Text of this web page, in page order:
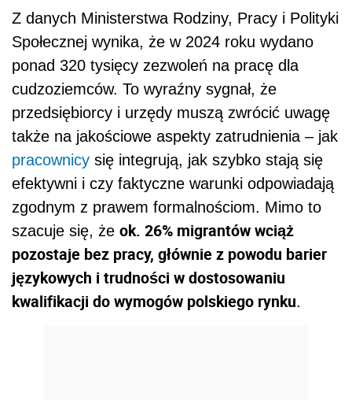
Z danych Ministerstwa Rodziny, Pracy i Polityki
Społecznej wynika, że w 2024 roku wydano
ponad 320 tysięcy zezwoleń na pracę dla
cudzoziemców. To wyraźny sygnał, że
przedsiębiorcy i urzędy muszą zwrócić uwagę
także na jakościowe aspekty zatrudnienia – jak
pracownicy się integrują, jak szybko stają się
efektywni i czy faktyczne warunki odpowiadają
zgodnym z prawem formalnościom. Mimo to
szacuje się, że ok. 26% migrantów wciąż
pozostaje bez pracy, głównie z powodu barier
językowych i trudności w dostosowaniu
kwalifikacji do wymogów polskiego rynku.